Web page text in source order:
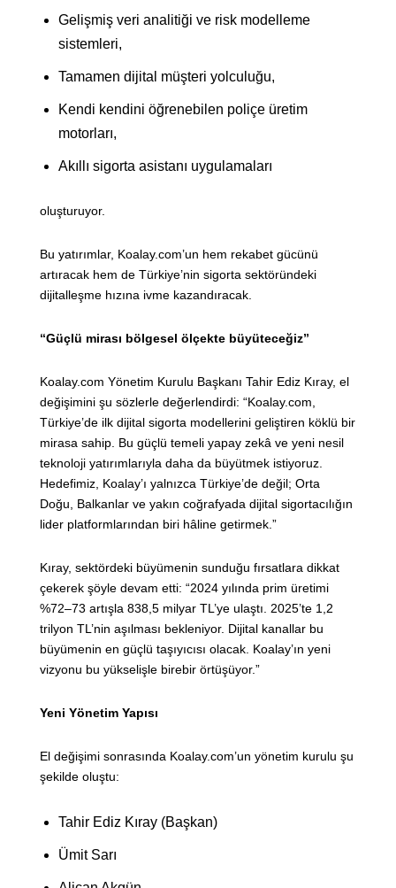
Gelişmiş veri analitiği ve risk modelleme
sistemleri,
Tamamen dijital müşteri yolculuğu,
Kendi kendini öğrenebilen poliçe üretim
motorları,
Akıllı sigorta asistanı uygulamaları
oluşturuyor.
Bu yatırımlar, Koalay.com’un hem rekabet gücünü
artıracak hem de Türkiye’nin sigorta sektöründeki
dijitalleşme hızına ivme kazandıracak.
“Güçlü mirası bölgesel ölçekte büyüteceğiz”
Koalay.com Yönetim Kurulu Başkanı Tahir Ediz Kıray, el
değişimini şu sözlerle değerlendirdi: “Koalay.com,
Türkiye’de ilk dijital sigorta modellerini geliştiren köklü bir
mirasa sahip. Bu güçlü temeli yapay zekâ ve yeni nesil
teknoloji yatırımlarıyla daha da büyütmek istiyoruz.
Hedefimiz, Koalay’ı yalnızca Türkiye’de değil; Orta
Doğu, Balkanlar ve yakın coğrafyada dijital sigortacılığın
lider platformlarından biri hâline getirmek.”
Kıray, sektördeki büyümenin sunduğu fırsatlara dikkat
çekerek şöyle devam etti: “2024 yılında prim üretimi
%72–73 artışla 838,5 milyar TL’ye ulaştı. 2025’te 1,2
trilyon TL’nin aşılması bekleniyor. Dijital kanallar bu
büyümenin en güçlü taşıyıcısı olacak. Koalay’ın yeni
vizyonu bu yükselişle birebir örtüşüyor.”
Yeni Yönetim Yapısı
El değişimi sonrasında Koalay.com’un yönetim kurulu şu
şekilde oluştu:
Tahir Ediz Kıray (Başkan)
Ümit Sarı